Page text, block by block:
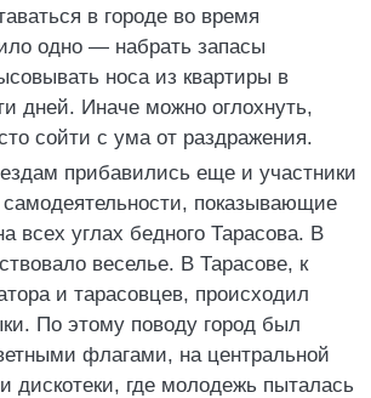
в городе во время
одно — набрать запасы
носа из квартиры в
дней. Иначе можно оглохнуть,
сойти с ума от раздражения.
прибавились еще и участники
показывающие
всех углах бедного Тарасова. В
веселье. В Тарасове, к
и тарасовцев, происходил
По этому поводу город был
флагами, на центральной
дискотеки, где молодежь пыталась